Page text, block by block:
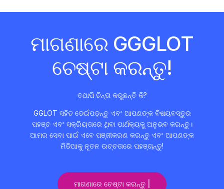
ମାଗଣାରେ GGGLOT
ଚେଷ୍ଟା କରନ୍ତୁ!
ତଥାପି ଚିନ୍ତା କରୁଛନ୍ତି କି?
GGLOT ସହିତ ଡେଇଁପଡ଼ନ୍ତୁ ଏବଂ ଆପଣଙ୍କ ବିଷୟବସ୍ତୁର
ପହଞ୍ଚ ଏବଂ ସକ୍ରିୟତାରେ ଥିବା ପାର୍ଥକ୍ୟକୁ ଅନୁଭବ କରନ୍ତୁ।
ଆମର ସେବା ପାଇଁ ଏବେ ପଞ୍ଜୀକରଣ କରନ୍ତୁ ଏବଂ ଆପଣଙ୍କ
ମିଡିଆକୁ ନୂତନ ଉଚ୍ଚତାରେ ପହଞ୍ଚାନ୍ତୁ!
ମାଗଣାରେ ଚେଷ୍ଟା କରନ୍ତୁ |